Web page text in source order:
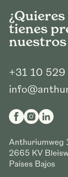
tienes
+31 10 529
Anthuriumweg
2665 KV
Países Bajos